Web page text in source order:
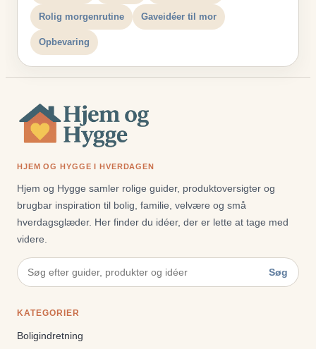
Rolig morgenrutine Gaveidéer til mor
Opbevaring
HJEM OG HYGGE I HVERDAGEN
Hjem og Hygge samler rolige guider, produktoversigter og
brugbar inspiration til bolig, familie, velvære og små
hverdagsglæder. Her finder du idéer, der er lette at tage med
videre.
Søg
KATEGORIER
Boligindretning